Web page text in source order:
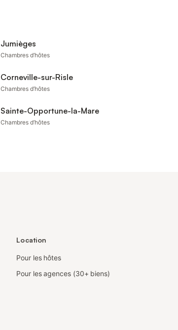
Jumièges
Chambres d’hôtes
Corneville-sur-Risle
Chambres d’hôtes
Sainte-Opportune-la-Mare
Chambres d’hôtes
Location
Pour les hôtes
Pour les agences (30+ biens)